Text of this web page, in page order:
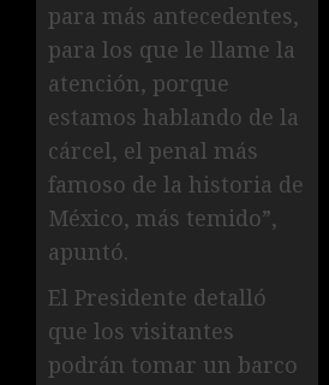
para más antecedentes,
para los que le llame la
atención, porque
estamos hablando de la
cárcel, el penal más
famoso de la historia de
México, más temido”,
apuntó.
El Presidente detalló
que los visitantes
podrán tomar un barco